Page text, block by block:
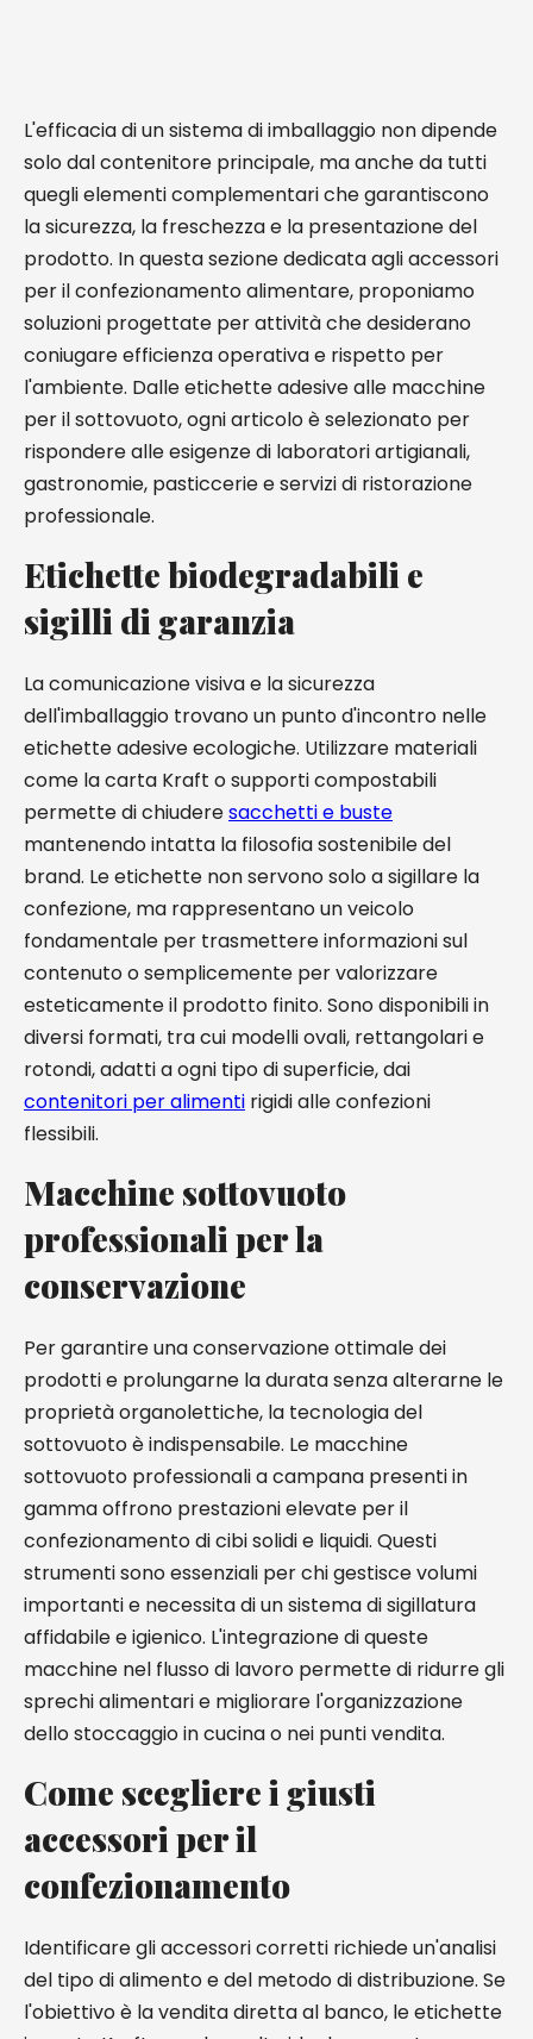
L'efficacia di un sistema di imballaggio non dipende
solo dal contenitore principale, ma anche da tutti
quegli elementi complementari che garantiscono
la sicurezza, la freschezza e la presentazione del
prodotto. In questa sezione dedicata agli accessori
per il confezionamento alimentare, proponiamo
soluzioni progettate per attività che desiderano
coniugare efficienza operativa e rispetto per
l'ambiente. Dalle etichette adesive alle macchine
per il sottovuoto, ogni articolo è selezionato per
rispondere alle esigenze di laboratori artigianali,
gastronomie, pasticcerie e servizi di ristorazione
professionale.
Etichette biodegradabili e
sigilli di garanzia
La comunicazione visiva e la sicurezza
dell'imballaggio trovano un punto d'incontro nelle
etichette adesive ecologiche. Utilizzare materiali
come la carta Kraft o supporti compostabili
permette di chiuderesacchetti e buste
mantenendo intatta la filosofia sostenibile del
brand. Le etichette non servono solo a sigillare la
confezione, ma rappresentano un veicolo
fondamentale per trasmettere informazioni sul
contenuto o semplicemente per valorizzare
esteticamente il prodotto finito. Sono disponibili in
diversi formati, tra cui modelli ovali, rettangolari e
rotondi, adatti a ogni tipo di superficie, dai
contenitori per alimenti rigidi alle confezioni
flessibili.
Macchine sottovuoto
professionali per la
conservazione
Per garantire una conservazione ottimale dei
prodotti e prolungarne la durata senza alterarne le
proprietà organolettiche, la tecnologia del
sottovuoto è indispensabile. Le macchine
sottovuoto professionali a campana presenti in
gamma offrono prestazioni elevate per il
confezionamento di cibi solidi e liquidi. Questi
strumenti sono essenziali per chi gestisce volumi
importanti e necessita di un sistema di sigillatura
affidabile e igienico. L'integrazione di queste
macchine nel flusso di lavoro permette di ridurre gli
sprechi alimentari e migliorare l'organizzazione
dello stoccaggio in cucina o nei punti vendita.
Come scegliere i giusti
accessori per il
confezionamento
Identificare gli accessori corretti richiede un'analisi
del tipo di alimento e del metodo di distribuzione. Se
l'obiettivo è la vendita diretta al banco, le etichette